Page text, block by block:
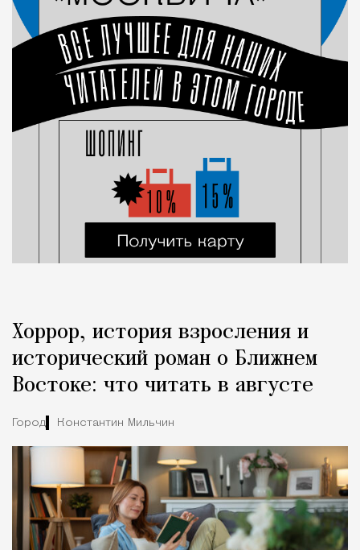
Хоррор, история взросления и
исторический роман о Ближнем
Востоке: что читать в августе
Город Константин Мильчин